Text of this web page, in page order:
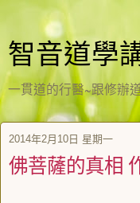
智音道學
一貫道的行醫~跟修辦
2014年2月10日 星期一
佛菩薩的真相